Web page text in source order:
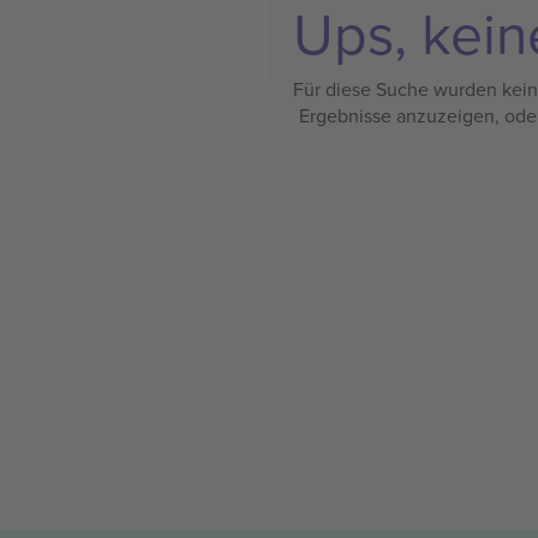
Ups,
Für diese Suche wurden
Ergebnisse anzuzeigen,